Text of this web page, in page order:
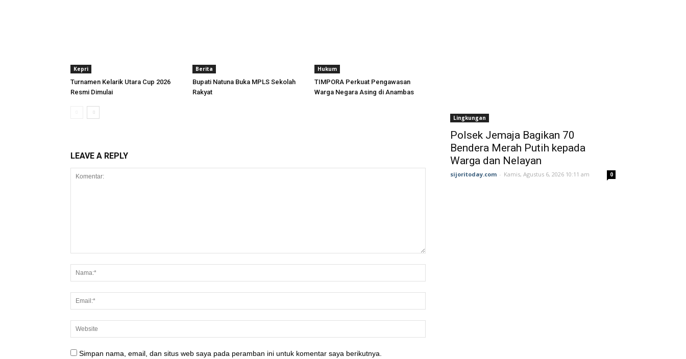
Kepri
Turnamen Kelarik Utara Cup 2026
Resmi Dimulai
Berita
Bupati Natuna Buka MPLS Sekolah
Rakyat
Hukum
TIMPORA Perkuat Pengawasan
Warga Negara Asing di Anambas ‎
LEAVE A REPLY
Simpan nama, email, dan situs web saya pada peramban ini untuk komentar saya berikutnya.
Lingkungan
Polsek Jemaja Bagikan 70
Bendera Merah Putih kepada
Warga dan Nelayan
sijoritoday.com - Kamis, Agustus 6, 2026 10:11 am 0